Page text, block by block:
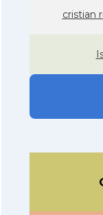
cristian